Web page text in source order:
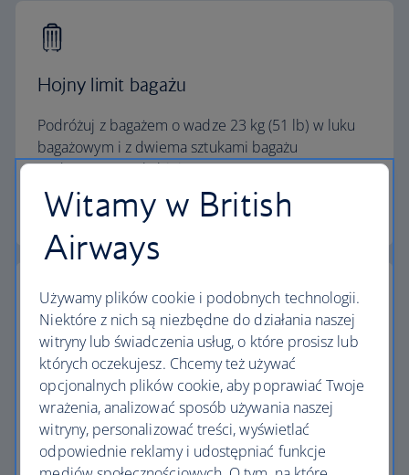
Hojny limit bagażu
Podróżuj z bagażem o wadze 23 kg (51 lb) w luku
bagażowym i z dwiema sztukami bagażu
podręcznego w kabinie.
Kalkulator limitu bagażu
Najwyższe standardy
Loty z British Airways to coś więcej niż podróż z
jednego miejsca do drugiego.
Odkryj udogodnienia
Witamy w British
Airways
Używamy plików cookie i podobnych technologii.
Niektóre z nich są niezbędne do działania naszej
witryny lub świadczenia usług, o które prosisz lub
których oczekujesz. Chcemy też używać
opcjonalnych plików cookie, aby poprawiać Twoje
wrażenia, analizować sposób używania naszej
witryny, personalizować treści, wyświetlać
odpowiednie reklamy i udostępniać funkcje